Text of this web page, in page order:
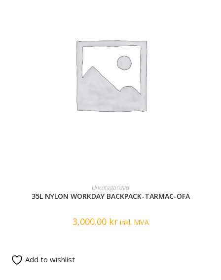
READ MORE
Uncategorized
35L NYLON WORKDAY BACKPACK-TARMAC-OFA
3,000.00 krinkl. MVA
Add to wishlist